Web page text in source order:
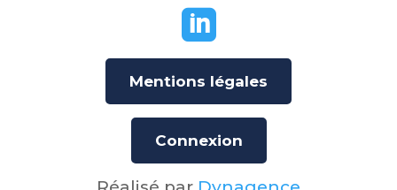

Mentions légales
Connexion